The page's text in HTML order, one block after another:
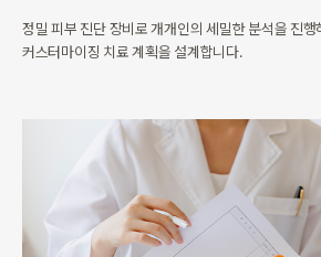
정밀 피부 진단 장비로 개개인의 세밀한 분석을 진
커스터마이징 치료 계획을 설계합니다.